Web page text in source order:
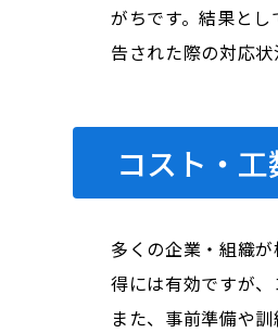
がちです。結果と
告された際の対応状
コスト・
多くの企業・組織
得には有効ですが
また、事前準備や